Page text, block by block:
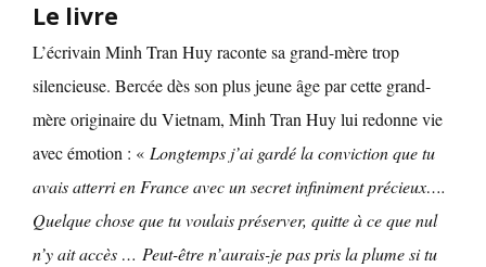
Le livre
L’écrivain Minh Tran Huy raconte sa grand-mère trop
silencieuse. Bercée dès son plus jeune âge par cette grand-
mère originaire du Vietnam, Minh Tran Huy lui redonne vie
avec émotion : « Longtemps j’ai gardé la conviction que tu
avais atterri en France avec un secret infiniment précieux….
Quelque chose que tu voulais préserver, quitte à ce que nul
n’y ait accès … Peut-être n’aurais-je pas pris la plume si tu